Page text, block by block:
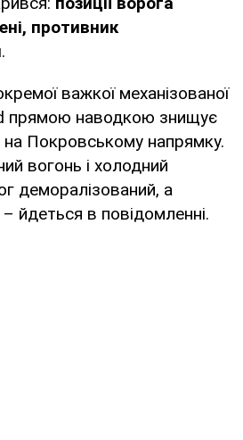
противник
.
важкої механізованої
прямою наводкою знищує
на Покровському напрямку.
вогонь і холодний
деморалізований, а
– йдеться в повідомленні.